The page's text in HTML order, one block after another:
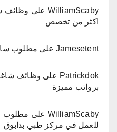
WilliamScaby على وظائف
اكثر من تخصص
Jamesetent على مطلوب
Patrickdok على
برواتب مميزة
WilliamScaby على مطلوب
للعمل في مركز طبي بدابوق